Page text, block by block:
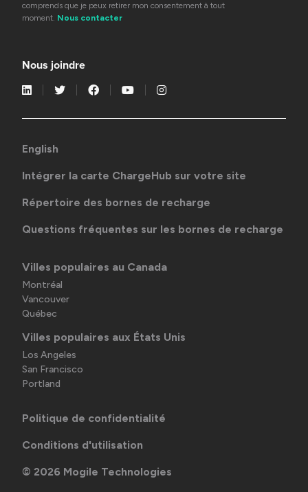
comprends que je peux retirer mon consentement à tout
moment. Nous contacter
Nous joindre
English
Intégrer la carte ChargeHub sur votre site
Répertoire des bornes de recharge
Questions fréquentes sur les bornes de recharge
Villes populaires au Canada
Montréal
Vancouver
Québec
Villes populaires aux États Unis
Los Angeles
San Francisco
Portland
Politique de confidentialité
Conditions d'utilisation
© 2026 Mogile Technologies